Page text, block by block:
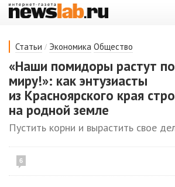
Статьи / Экономика Общество
«Наши помидоры растут
миру!»: как энтузиасты
из Красноярского края
на родной земле
Пустить корни и вырастить свое
6